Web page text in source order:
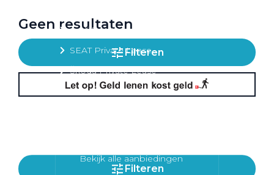
Audi Private Lease
SEAT Private Lease
Škoda Private Lease
Bekijk alle aanbiedingen
Geen resultaten
Filteren
Filteren